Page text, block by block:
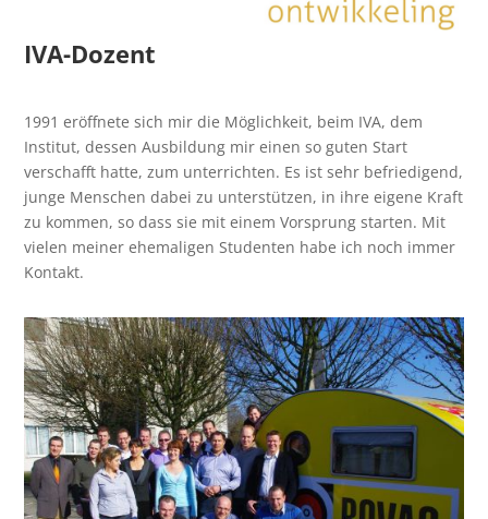
IVA-Dozent
1991 eröffnete sich mir die Möglichkeit, beim IVA, dem
Institut, dessen Ausbildung mir einen so guten Start
verschafft hatte, zum unterrichten. Es ist sehr befriedigend,
junge Menschen dabei zu unterstützen, in ihre eigene Kraft
zu kommen, so dass sie mit einem Vorsprung starten. Mit
vielen meiner ehemaligen Studenten habe ich noch immer
Kontakt.